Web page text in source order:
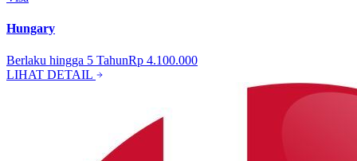
Hungary
Berlaku hingga 5 TahunRp 4.100.000
LIHAT DETAIL